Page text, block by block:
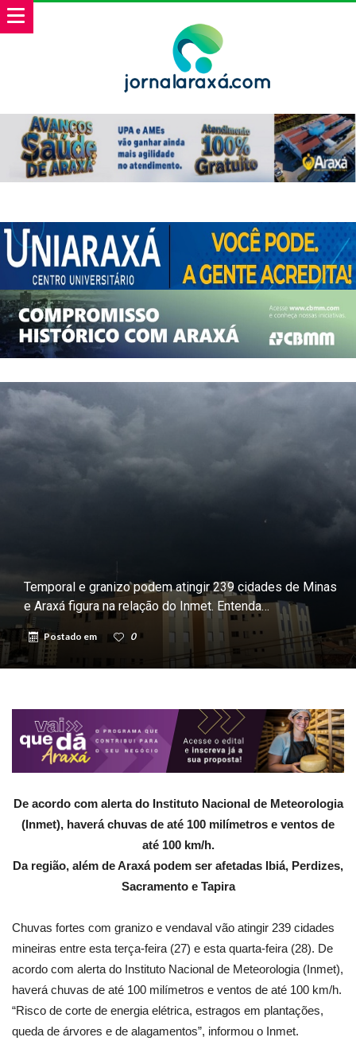
Temporal e granizo podem atingir 239 cidades de Minas
e Araxá figura na relação do Inmet. Entenda…
Postado em 0
De acordo com alerta do Instituto Nacional de Meteorologia
(Inmet), haverá chuvas de até 100 milímetros e ventos de
até 100 km/h.
Da região, além de Araxá podem ser afetadas Ibiá, Perdizes,
Sacramento e Tapira
Chuvas fortes com granizo e vendaval vão atingir 239 cidades
mineiras entre esta terça-feira (27) e esta quarta-feira (28). De
acordo com alerta do Instituto Nacional de Meteorologia (Inmet),
haverá chuvas de até 100 milímetros e ventos de até 100 km/h.
“Risco de corte de energia elétrica, estragos em plantações,
queda de árvores e de alagamentos”, informou o Inmet.